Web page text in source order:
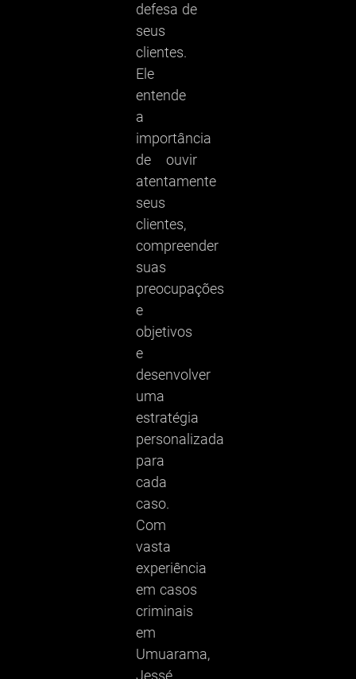
defesa de
seus
clientes.
Ele
entende
a
importância
de ouvir
atentamente
seus
clientes,
compreender
suas
preocupações
e
objetivos
e
desenvolver
uma
estratégia
personalizada
para
cada
caso.
Com
vasta
experiência
em casos
criminais
em
Umuarama,
Jessé